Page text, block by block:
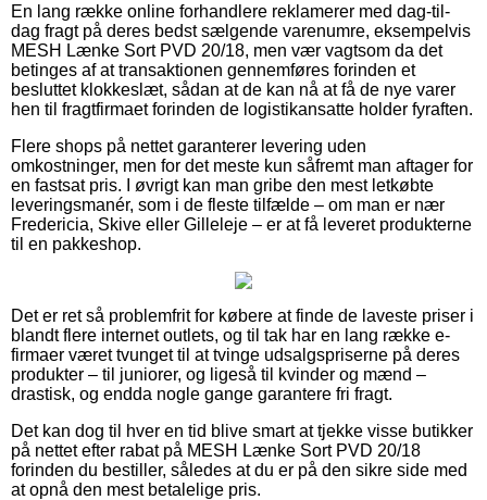
En lang række online forhandlere reklamerer med dag-til-
dag fragt på deres bedst sælgende varenumre, eksempelvis
MESH Lænke Sort PVD 20/18, men vær vagtsom da det
betinges af at transaktionen gennemføres forinden et
besluttet klokkeslæt, sådan at de kan nå at få de nye varer
hen til fragtfirmaet forinden de logistikansatte holder fyraften.
Flere shops på nettet garanterer levering uden
omkostninger, men for det meste kun såfremt man aftager for
en fastsat pris. I øvrigt kan man gribe den mest letkøbte
leveringsmanér, som i de fleste tilfælde – om man er nær
Fredericia, Skive eller Gilleleje – er at få leveret produkterne
til en pakkeshop.
Det er ret så problemfrit for købere at finde de laveste priser i
blandt flere internet outlets, og til tak har en lang række e-
firmaer været tvunget til at tvinge udsalgspriserne på deres
produkter – til juniorer, og ligeså til kvinder og mænd –
drastisk, og endda nogle gange garantere fri fragt.
Det kan dog til hver en tid blive smart at tjekke visse butikker
på nettet efter rabat på MESH Lænke Sort PVD 20/18
forinden du bestiller, således at du er på den sikre side med
at opnå den mest betalelige pris.